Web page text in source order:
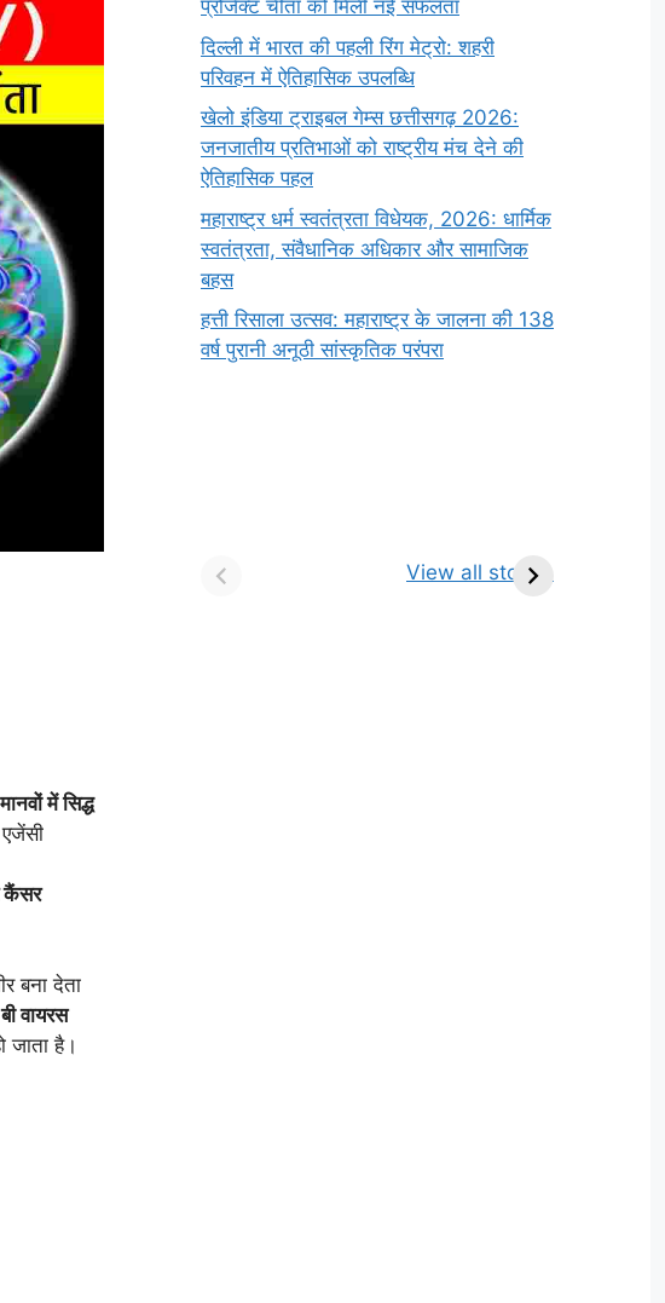
मानवों में सिद्ध
कैंसर
बना देता
वायरस
जाता है।
प्रोजेक्ट चीता को मिली नई सफलता
दिल्ली में भारत की पहली रिंग मेट्रो: शहरी
परिवहन में ऐतिहासिक उपलब्धि
खेलो इंडिया ट्राइबल गेम्स छत्तीसगढ़ 2026:
जनजातीय प्रतिभाओं को राष्ट्रीय मंच देने की
ऐतिहासिक पहल
महाराष्ट्र धर्म स्वतंत्रता विधेयक, 2026: धार्मिक
स्वतंत्रता, संवैधानिक अधिकार और सामाजिक
बहस
हत्ती रिसाला उत्सव: महाराष्ट्र के जालना की 138
वर्ष पुरानी अनूठी सांस्कृतिक परंपरा
View all stories
किसे कहते है? परिभाषा,
ज्योतिर्लिंग | नाम, स्थान एवं